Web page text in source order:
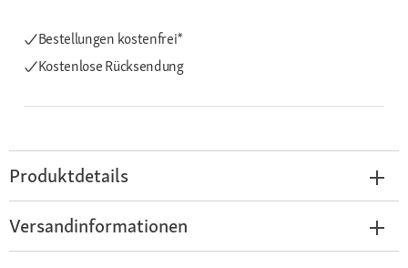
Bestellungen kostenfrei*
Kostenlose Rücksendung
Produktdetails
Versandinformationen